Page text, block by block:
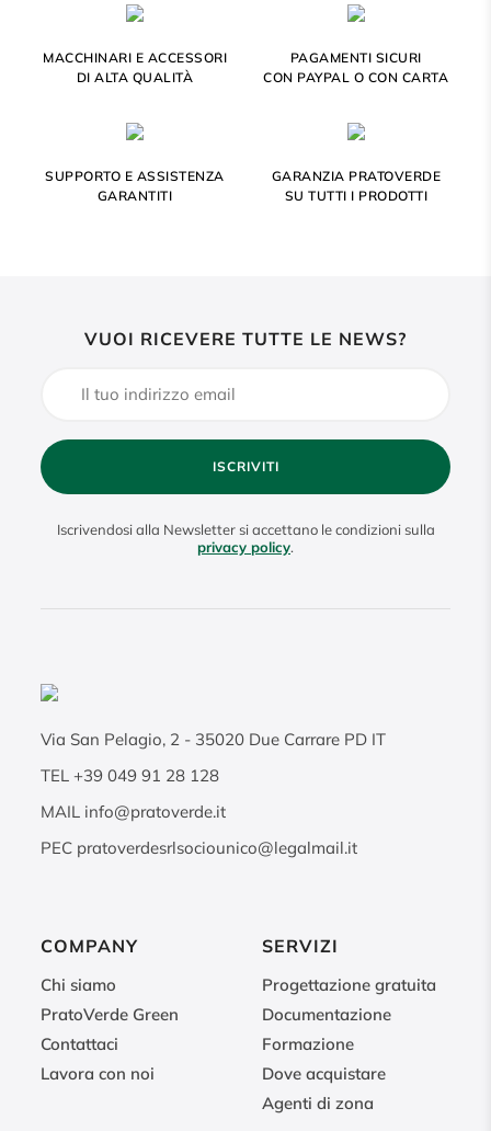
MACCHINARI E ACCESSORI
DI ALTA QUALITÀ
PAGAMENTI SICURI
CON PAYPAL O CON CARTA
SUPPORTO E ASSISTENZA
GARANTITI
GARANZIA PRATOVERDE
SU TUTTI I PRODOTTI
VUOI RICEVERE TUTTE LE NEWS?
ISCRIVITI
Iscrivendosi alla Newsletter si accettano le condizioni sulla
privacy policy.
Via San Pelagio, 2 - 35020 Due Carrare PD IT
TEL+39 049 91 28 128
MAIL info@pratoverde.it
PEC pratoverdesrlsociounico@legalmail.it
COMPANY
Chi siamo
PratoVerde Green
Contattaci
Lavora con noi
SERVIZI
Progettazione gratuita
Documentazione
Formazione
Dove acquistare
Agenti di zona